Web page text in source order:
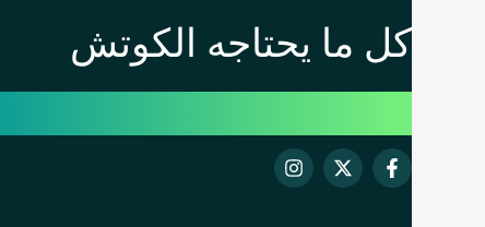
كل ما يحتاجه الكوتش